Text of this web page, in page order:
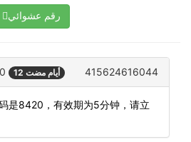
رقم عشوائي
12 أيام مضت 415624616044
是8420，有效期为5分钟，请立